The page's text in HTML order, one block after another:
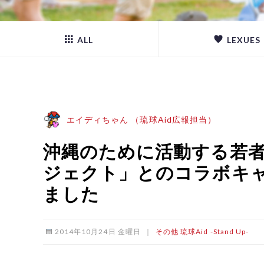
ALL LEXUES
エイディちゃん （琉球Aid広報担当）
沖縄のために活動する若
ジェクト」とのコラボキ
ました
2014年10月24日 金曜日 ｜ その他 琉球Aid -Stand Up-